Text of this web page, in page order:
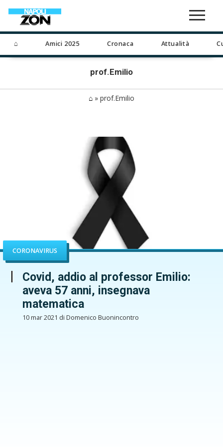
⌂ Amici 2025 Cronaca Attualità
prof.Emilio
⌂ » prof.Emilio
CORONAVIRUS
Covid, addio al professor Emilio:
aveva 57 anni, insegnava
matematica
10 mar 2021 di Domenico Buonincontro